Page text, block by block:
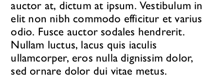
auctor at, dictum at ipsum. Vestibulum in
elit non nibh commodo efficitur et varius
odio. Fusce auctor sodales hendrerit.
Nullam luctus, lacus quis iaculis
ullamcorper, eros nulla dignissim dolor,
sed ornare dolor dui vitae metus.